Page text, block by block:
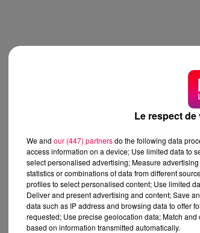
Le respect
We and our (447) partnersdo the following data
access information on a device; Use limited data to
select personalised advertising; Measure
statistics or combinations of data from different
profiles to select personalised content; Use limited
Deliver and present advertising and content; Save
data such as IP address and browsing data to offer
requested; Use precise geolocation data; Match
based on information transmitted automatically.